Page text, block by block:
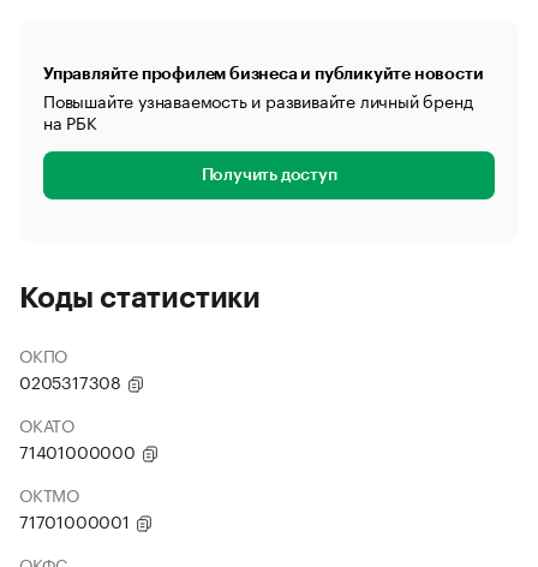
Управляйте профилем бизнеса и публикуйте новости
Повышайте узнаваемость и развивайте личный бренд
на РБК
Получить доступ
Коды статистики
ОКПО
0205317308
ОКАТО
71401000000
ОКТМО
71701000001